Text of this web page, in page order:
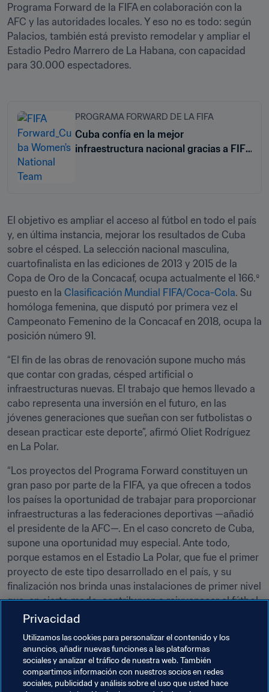
Programa Forward de la FIFA en colaboración con la
AFC y las autoridades locales. Y eso no es todo: según
Palacios, también está previsto remodelar y ampliar el
Estadio Pedro Marrero de La Habana, con capacidad
para 30.000 espectadores.
PROGRAMA FORWARD DE LA FIFA
Cuba confía en la mejor
infraestructura nacional gracias a FIFA
El objetivo es ampliar el acceso al fútbol en todo el país
y, en última instancia, mejorar los resultados de Cuba
sobre el césped. La selección nacional masculina,
cuartofinalista en las ediciones de 2013 y 2015 de la
Copa de Oro de la Concacaf, ocupa actualmente el 166.º
puesto en la Clasificación Mundial FIFA/Coca-Cola. Su
homóloga femenina, que disputó por primera vez el
Campeonato Femenino de la Concacaf en 2018, ocupa la
posición número 91.
“El fin de las obras de renovación supone mucho más
que contar con gradas, césped artificial o
infraestructuras nuevas. El trabajo que hemos llevado a
cabo representa una inversión en el futuro, en las
jóvenes generaciones que sueñan con ser futbolistas o
desean practicar este deporte”, afirmó Oliet Rodríguez
en La Polar.
“Los proyectos del Programa Forward constituyen un
gran paso por parte de la FIFA, ya que ofrecen a todos
los países la oportunidad de trabajar para proporcionar
infraestructuras a las federaciones deportivas —añadió
el presidente de la AFC—. En el caso concreto de Cuba,
supone una oportunidad muy especial. Ante todo,
porque estamos en el Estadio La Polar, que fue el primer
proyecto de este tipo desarrollado en el país, y su
finalización nos brinda unas instalaciones de primer nivel
que, en cierto modo, contribuyen a rejuvenecer el fútbol
cubano”.
Temas relacionados
Privacidad
Utilizamos las cookies para personalizar el contenido y los
anuncios, añadir nuevas funciones a las plataformas
sociales y analizar el tráfico de nuestra web. También
compartimos información con nuestros socios en redes
sociales, publicidad y análisis sobre el uso que usted hace